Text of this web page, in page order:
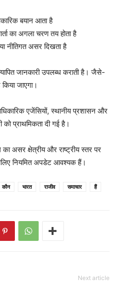
बयान आता है
का अगला चरण तय होता है
नीतिगत असर दिखता है
जानकारी उपलब्ध कराती है। जैसे-
जाएगा।
एजेंसियों, स्थानीय प्रशासन और
को प्राथमिकता दी गई है।
असर क्षेत्रीय और राष्ट्रीय स्तर पर
नियमित अपडेट आवश्यक हैं।
कौन भारत राजीव समाचार हैं
Next article